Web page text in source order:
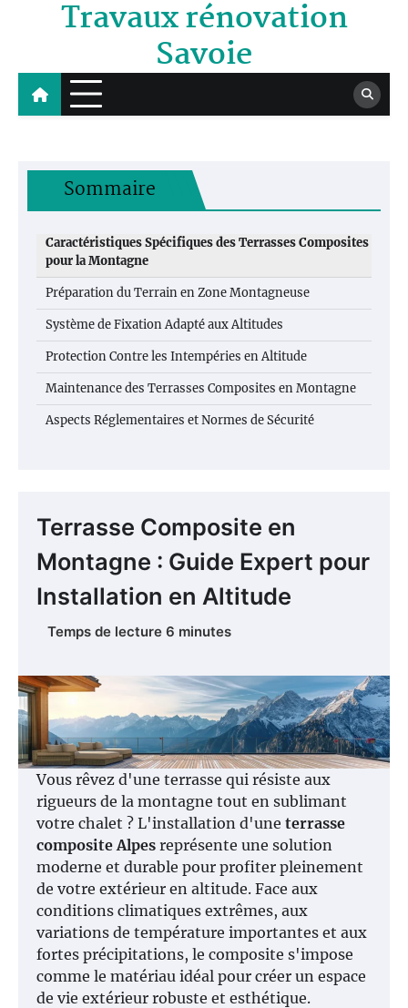
Travaux rénovation
Savoie
Terrasse Composite en
Montagne : Guide Expert pour
Installation en Altitude
Vous rêvez d'une terrasse qui résiste aux
rigueurs de la montagne tout en sublimant
votre chalet ? L'installation d'une terrasse
composite Alpes représente une solution
moderne et durable pour profiter pleinement
de votre extérieur en altitude. Face aux
conditions climatiques extrêmes, aux
variations de température importantes et aux
fortes précipitations, le composite s'impose
comme le matériau idéal pour créer un espace
de vie extérieur robuste et esthétique.
Sommaire
Caractéristiques Spécifiques des Terrasses Composites
pour la Montagne
Préparation du Terrain en Zone Montagneuse
Système de Fixation Adapté aux Altitudes
Protection Contre les Intempéries en Altitude
Maintenance des Terrasses Composites en Montagne
Aspects Réglementaires et Normes de Sécurité